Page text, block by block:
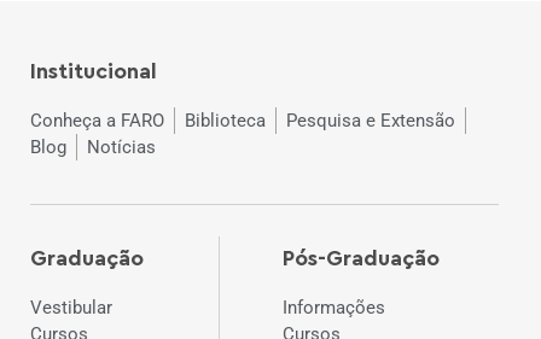
Institucional
Conheça a FARO Biblioteca
Pesquisa e Extensão
Blog
Notícias
Graduação
Vestibular
Cursos
Pós-Graduação
Informações
Cursos